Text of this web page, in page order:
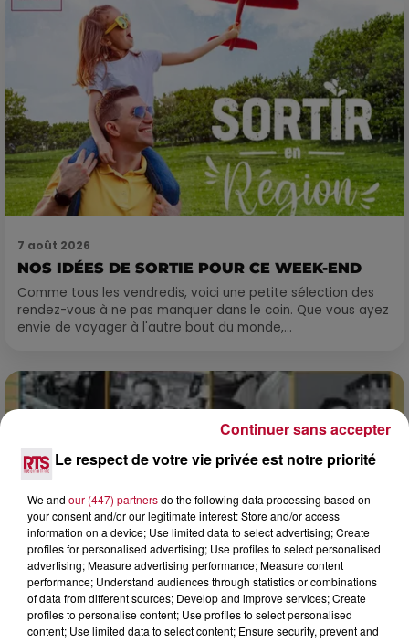
7 août 2026
NOS IDÉES DE SORTIE POUR CE WEEK-END
Comme tous les vendredis, voici une petite sélection des
rendez-vous à ne pas manquer dans le coin. Que vous ayez
envie de voyager à l'autre bout du monde,...
7 août 2026
Le respect de votre vie privée est notre priorité
We and our (447) partnersdo the following data processing based on
your consent and/or our legitimate interest: Store and/or access
information on a device; Use limited data to select advertising; Create
profiles for personalised advertising; Use profiles to select personalised
advertising; Measure advertising performance; Measure content
performance; Understand audiences through statistics or combinations
of data from different sources; Develop and improve services; Create
profiles to personalise content; Use profiles to select personalised
content; Use limited data to select content; Ensure security, prevent and
Continuer sans accepter